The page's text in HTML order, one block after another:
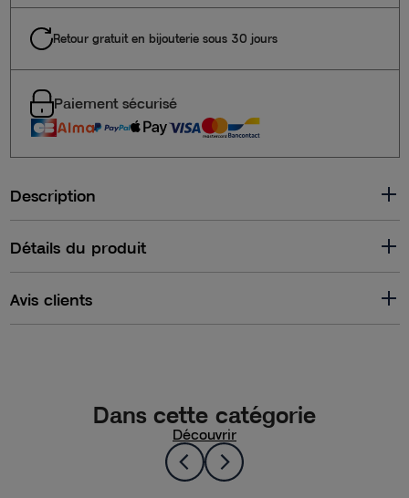
Retour gratuit en bijouterie sous 30 jours
Paiement sécurisé
Description
Détails du produit
Avis clients
Dans cette catégorie
Découvrir